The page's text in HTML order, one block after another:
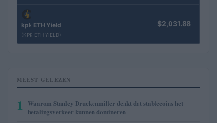
kpk ETH Yield
(KPK ETH YIELD)
$2,031.88
MEEST GELEZEN
1
Waarom Stanley Druckenmiller denkt dat stablecoins het
betalingsverkeer kunnen domineren